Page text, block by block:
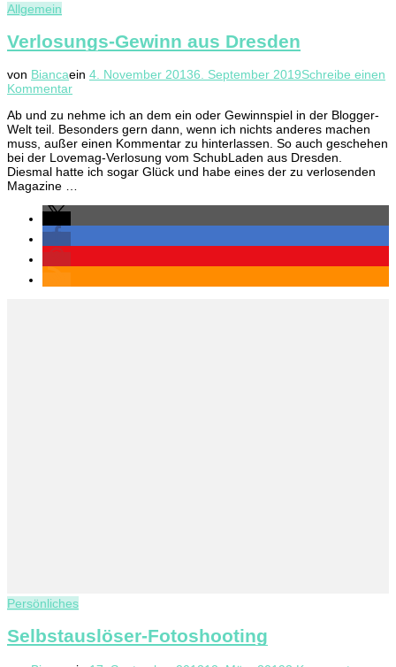
Allgemein
Verlosungs-Gewinn aus Dresden
von Biancaein 4. November 20136. September 2019Schreibe einen
Kommentarzu
Gewinn
aus
Dresden
Ab und zu nehme ich an dem ein oder Gewinnspiel in der Blogger-
Welt teil. Besonders gern dann, wenn ich nichts anderes machen
muss, außer einen Kommentar zu hinterlassen. So auch geschehen
bei der Lovemag-Verlosung vom SchubLaden aus Dresden.
Diesmal hatte ich sogar Glück und habe eines der zu verlosenden
Magazine …
Persönliches
Selbstauslöser-Fotoshooting